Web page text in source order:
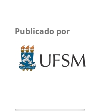
Publicado por